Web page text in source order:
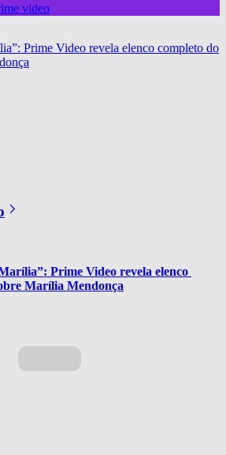
video
Prime Video revela elenco completo do
Prime Video revela elenco
Marília Mendonça